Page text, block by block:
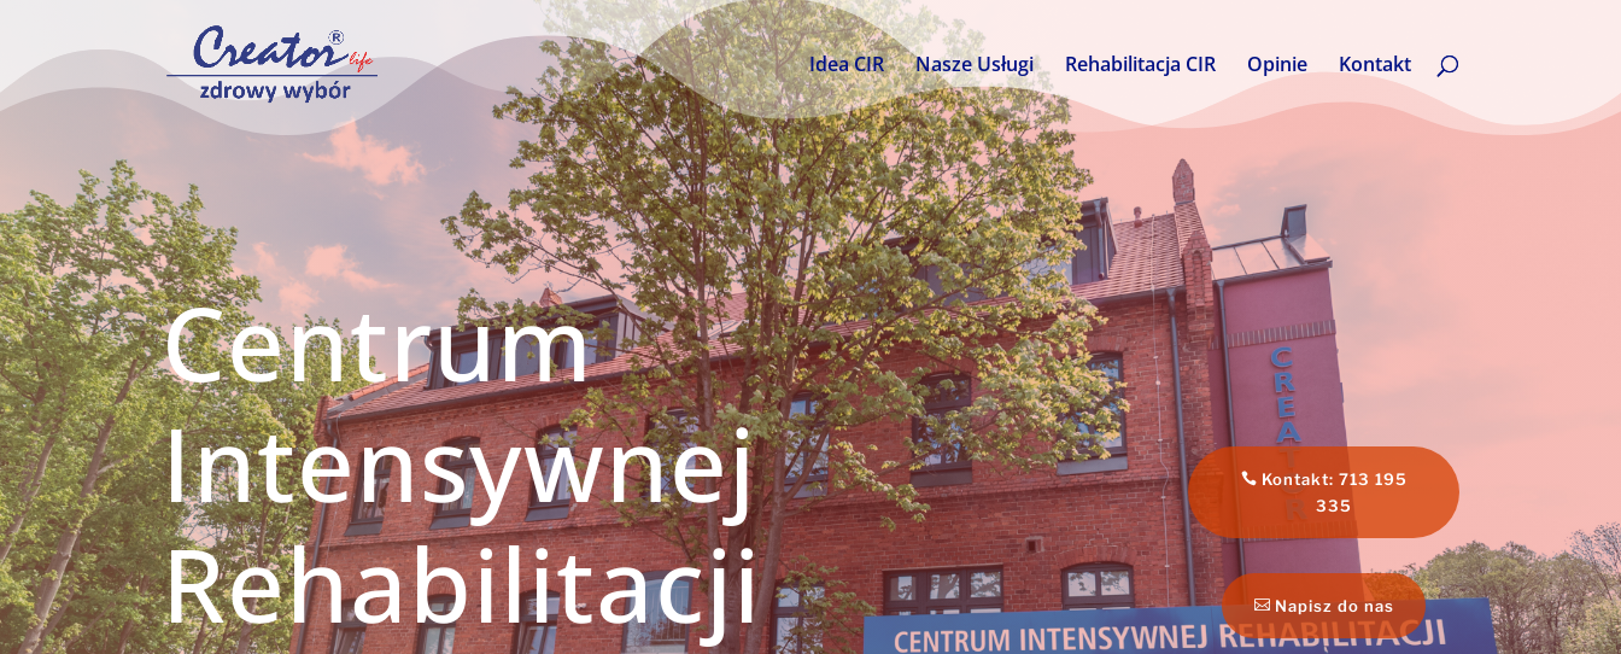
Idea CIR Nasze Usługi Rehabilitacja CIR Opinie Kontakt
Centrum
Intensywnej
Rehabilitacji
Kontakt: 713 195
335
Napisz do nas